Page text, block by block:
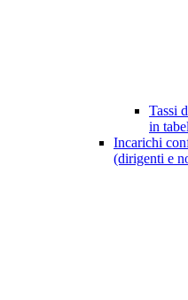
Tassi
in
Incarichi
(dirigenti e